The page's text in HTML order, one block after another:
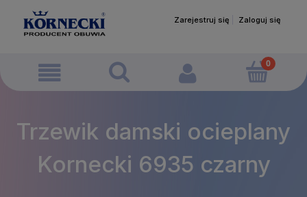
Zarejestruj się Zaloguj się
Trzewik damski ocieplany
Kornecki 6935 czarny